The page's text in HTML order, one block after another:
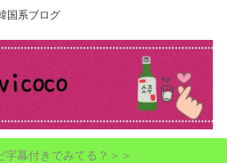
国系ブログ
字幕付きでみてる？＞＞